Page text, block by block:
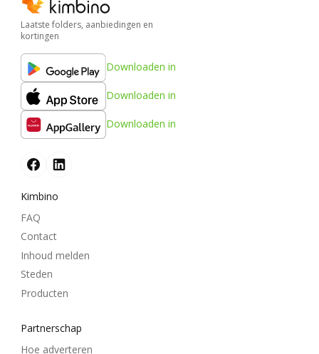
Laatste folders, aanbiedingen en
kortingen
Downloaden in
Downloaden in
Downloaden in
Kimbino
FAQ
Contact
Inhoud melden
Steden
Producten
Partnerschap
Hoe adverteren